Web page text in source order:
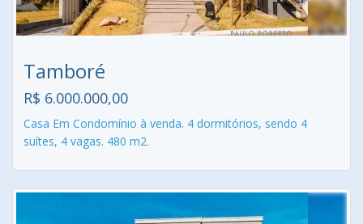
Tamboré
R$ 6.000.000,00
Casa Em Condomínio à venda. 4 dormitórios, sendo 4
suítes, 4 vagas. 480 m2.